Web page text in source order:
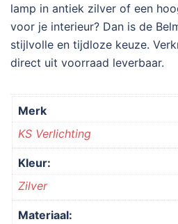
lamp in antiek zilver of een
voor je interieur? Dan is de
stijlvolle en tijdloze keuze.
direct uit voorraad leverbaar.
Merk
KS Verlichting
Kleur:
Zilver
Materiaal: